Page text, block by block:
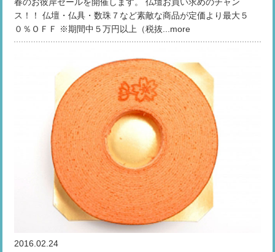
春のお彼岸セールを開催します。 仏壇お買い求めのチャン
ス！！ 仏壇・仏具・数珠７など素敵な商品が定価より最大５
０％ＯＦＦ ※期間中５万円以上（税抜...more
2016.02.24